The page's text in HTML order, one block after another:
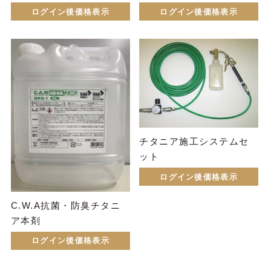
LC-02）ログイン後価格表示 ログイン後価格表示
C.W.A抗菌・防臭チタニ
ア本剤
ログイン後価格表示
チタニア施工システムセ
ット
ログイン後価格表示